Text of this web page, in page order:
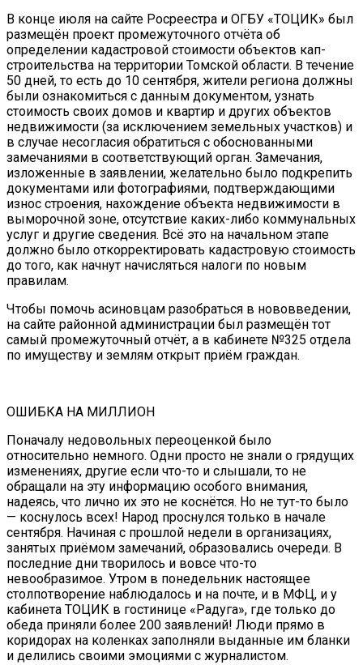
В конце июля на сайте Росреестра и ОГБУ «ТОЦИК» был
размещён проект промежуточного отчёта об
определении кадастровой стоимости объектов кап-
строительства на территории Томской области. В течение
50 дней, то есть до 10 сентября, жители региона должны
были ознакомиться с данным документом, узнать
стоимость своих домов и квартир и других объектов
недвижимости (за исключением земельных участков) и
в случае несогласия обратиться с обоснованными
замечаниями в соответствующий орган. Замечания,
изложенные в заявлении, желательно было подкрепить
документами или фотографиями, подтверждающими
износ строения, нахождение объекта недвижимости в
выморочной зоне, отсутствие каких-либо коммунальных
услуг и другие сведения. Всё это на начальном этапе
должно было откорректировать кадастровую стоимость
до того, как начнут начисляться налоги по новым
правилам.
Чтобы помочь асиновцам разобраться в нововведении,
на сайте районной администрации был размещён тот
самый промежуточный отчёт, а в кабинете №325 отдела
по имуществу и землям открыт приём граждан.
ОШИБКА НА МИЛЛИОН
Поначалу недовольных переоценкой было
относительно немного. Одни просто не знали о грядущих
изменениях, другие если что-то и слышали, то не
обращали на эту информацию особого внимания,
надеясь, что лично их это не коснётся. Но не тут-то было
— коснулось всех! Народ проснулся только в начале
сентября. Начиная с прошлой недели в организациях,
занятых приёмом замечаний, образовались очереди. В
последние дни творилось и вовсе что-то
невообразимое. Утром в понедельник настоящее
столпотворение наблюдалось и на почте, и в МФЦ, и у
кабинета ТОЦИК в гостинице «Радуга», где только до
обеда приняли более 200 заявлений! Люди прямо в
коридорах на коленках заполняли выданные им бланки
и делились своими эмоциями с журналистом.